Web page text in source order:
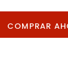
COMPRAR